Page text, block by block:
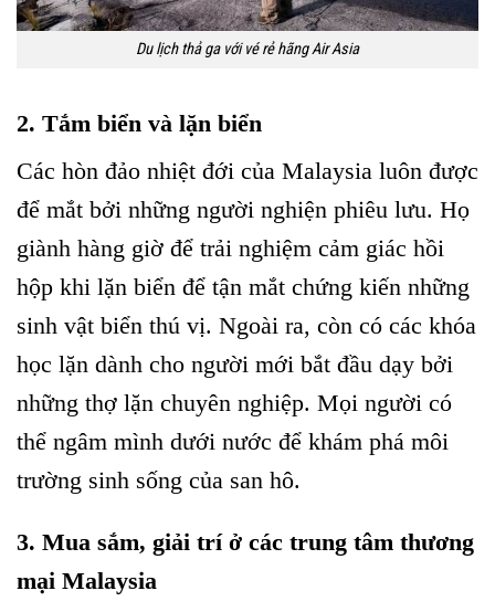
Du lịch thả ga với vé rẻ hãng Air Asia
2. Tắm biển và lặn biển
Các hòn đảo nhiệt đới của Malaysia luôn được
để mắt bởi những người nghiện phiêu lưu. Họ
giành hàng giờ để trải nghiệm cảm giác hồi
hộp khi lặn biển để ​​tận mắt chứng kiến những
sinh vật biển thú vị. Ngoài ra, còn có các khóa
học lặn dành cho người mới bắt đầu dạy bởi
những thợ lặn chuyên nghiệp. Mọi người có
thể ngâm mình dưới nước để khám phá môi
trường sinh sống của san hô.
3. Mua sắm, giải trí ở các trung tâm thương
mại Malaysia